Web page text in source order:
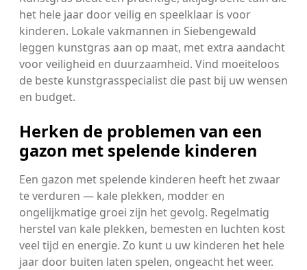
het hele jaar door veilig en speelklaar is voor
kinderen. Lokale vakmannen in Siebengewald
leggen kunstgras aan op maat, met extra aandacht
voor veiligheid en duurzaamheid. Vind moeiteloos
de beste kunstgrasspecialist die past bij uw wensen
en budget.
Herken de problemen van een
gazon met spelende kinderen
Een gazon met spelende kinderen heeft het zwaar
te verduren — kale plekken, modder en
ongelijkmatige groei zijn het gevolg. Regelmatig
herstel van kale plekken, bemesten en luchten kost
veel tijd en energie. Zo kunt u uw kinderen het hele
jaar door buiten laten spelen, ongeacht het weer.